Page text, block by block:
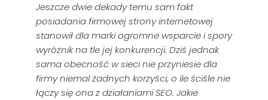
Jeszcze dwie dekady temu sam fakt
posiadania firmowej strony internetowej
stanowił dla marki ogromne wsparcie i spory
wyróżnik na tle jej konkurencji. Dziś jednak
sama obecność w sieci nie przyniesie dla
firmy niemal żadnych korzyści, o ile ściśle nie
łączy się ona z działaniami SEO. Jakie